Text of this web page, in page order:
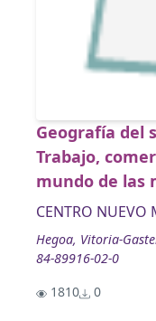
Geografía del
Trabajo,
mundo de las
CENTRO NUEVO
Hegoa, Vitoria-
84-89916-02-0
1810
0